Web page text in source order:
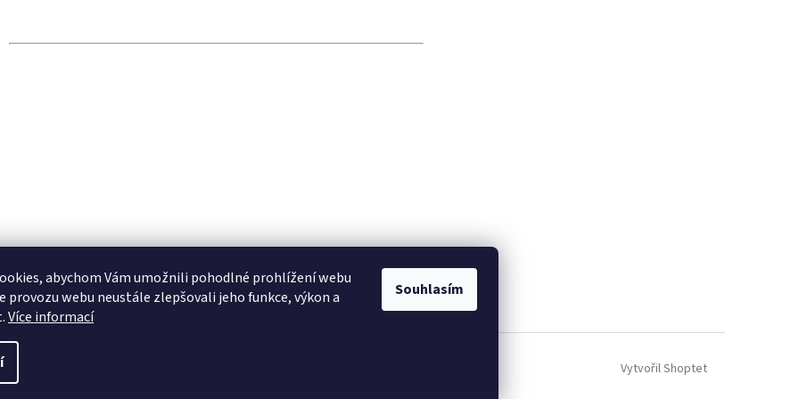
abychom Vám umožnili pohodlné prohlížení webu
provozu webu neustále zlepšovali jeho funkce, výkon a
Více informací
Souhlasím
Vytvořil Shoptet